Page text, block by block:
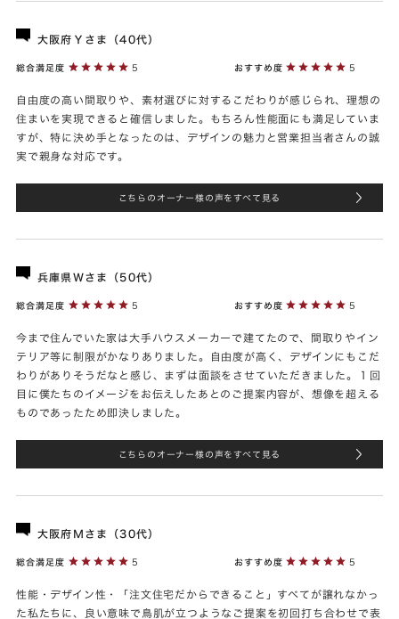
大阪府Ｙさま（40代）
総合満足度 5 おすすめ度 5
自由度の高い間取りや、素材選びに対するこだわりが感じられ、理想の
住まいを実現できると確信しました。もちろん性能面にも満足していま
すが、特に決め手となったのは、デザインの魅力と営業担当者さんの誠
実で親身な対応です。
こちらのオーナー様の声をすべて見る
兵庫県Ｗさま（50代）
総合満足度 5 おすすめ度 5
今まで住んでいた家は大手ハウスメーカーで建てたので、間取りやイン
テリア等に制限がかなりありました。自由度が高く、デザインにもこだ
わりがありそうだなと感じ、まずは面談をさせていただきました。１回
目に僕たちのイメージをお伝えしたあとのご提案内容が、想像を超える
ものであったため即決しました。
こちらのオーナー様の声をすべて見る
大阪府Ｍさま（30代）
総合満足度 5 おすすめ度 5
性能・デザイン性・「注文住宅だからできること」すべてが譲れなかっ
た私たちに、良い意味で鳥肌が立つようなご提案を初回打ち合わせで表